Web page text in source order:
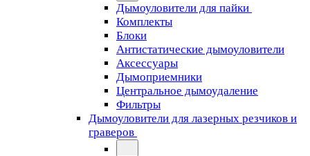
Дымоуловители для пайки
Комплекты
Блоки
Антистатические дымоуловители
Аксессуары
Дымоприемники
Центральное дымоудаление
Фильтры
Дымоуловители для лазерных резчиков и
граверов